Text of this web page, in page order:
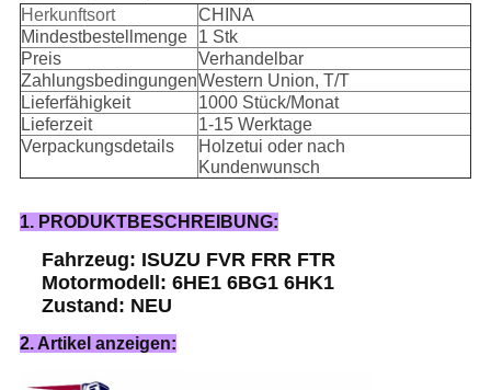
Herkunftsort
CHINA
Mindestbestellmenge
1 Stk
Preis
Verhandelbar
ZahlungsbedingungenWestern Union, T/T
Lieferfähigkeit
1000 Stück/Monat
Lieferzeit
1-15 Werktage
Verpackungsdetails
Holzetui oder nach
Kundenwunsch
1. PRODUKTBESCHREIBUNG:
Fahrzeug: ISUZU FVR FRR FTR
Motormodell: 6HE1 6BG1 6HK1
Zustand: NEU
2. Artikel anzeigen: